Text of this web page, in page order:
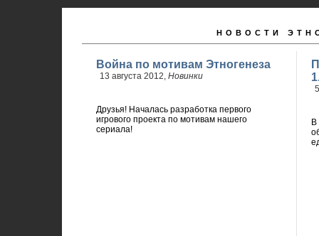
НОВОСТИ
Война по мотивам Этногенеза
13 августа 2012, Новинки
Друзья! Началась разработка первого
игрового проекта по мотивам нашего
сериала!
В